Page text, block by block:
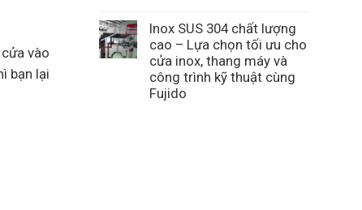
vào
bạn lại
Inox SUS 304 chất lượng
cao – Lựa chọn tối ưu cho
cửa inox, thang máy và
công trình kỹ thuật cùng
Fujido